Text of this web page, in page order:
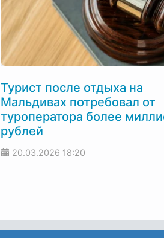
Турист после отдыха на
Мальдивах потребовал от
туроператора более
рублей
20.03.2026 18:20